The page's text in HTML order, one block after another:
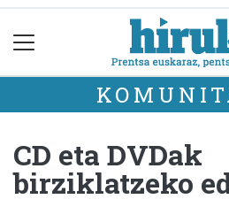
CD eta DVDak
birziklatzeko